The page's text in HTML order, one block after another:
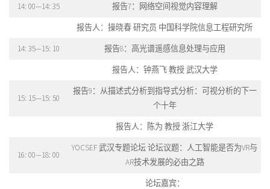
14: 00—14: 35 报告7：网络空间视觉内容理解
报告人：操晓春 研究员 中国科学院信息工程研究所
14: 35—15: 10 报告8：高光谱遥感信息处理与应用
报告人：钟燕飞 教授 武汉大学
15: 15—15: 50
报告9：从描述式分析到指导式分析：可视分析的下一
个十年
报告人：陈为 教授 浙江大学
16: 00—18: 00
YOCSEF 武汉专题论坛 论坛议题：人工智能是否为VR与
AR技术发展的必由之路
论坛嘉宾：